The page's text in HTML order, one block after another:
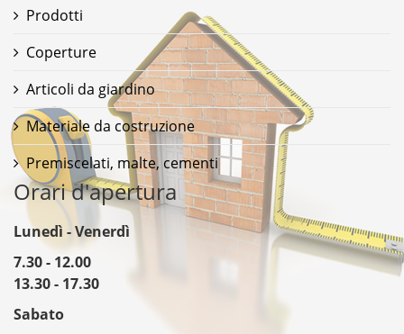
Prodotti
Coperture
Articoli da giardino
Materiale da costruzione
Premiscelati, malte, cementi
Orari d'apertura
Lunedì - Venerdì
7.30 - 12.00
13.30 - 17.30
Sabato